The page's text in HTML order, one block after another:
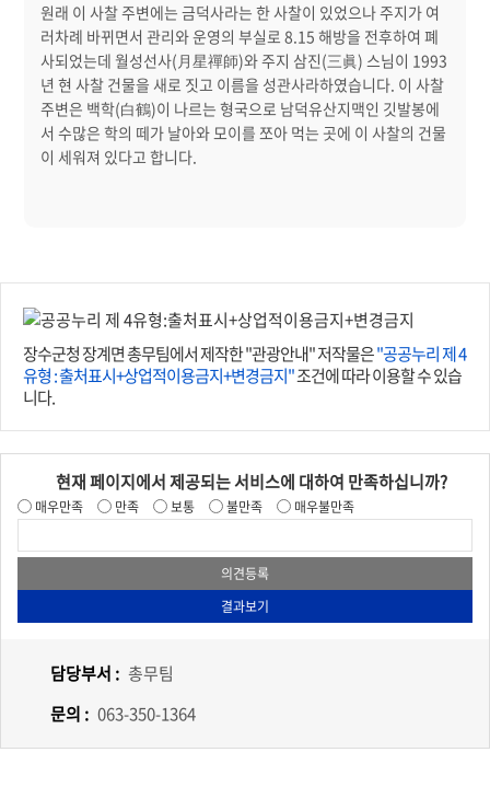
원래 이 사찰 주변에는 금덕사라는 한 사찰이 있었으나 주지가 여
러차례 바뀌면서 관리와 운영의 부실로 8.15 해방을 전후하여 폐
사되었는데 월성선사(月星禪師)와 주지 삼진(三眞) 스님이 1993
년 현 사찰 건물을 새로 짓고 이름을 성관사라하였습니다. 이 사찰
주변은 백학(白鶴)이 나르는 형국으로 남덕유산지맥인 깃발봉에
서 수많은 학의 떼가 날아와 모이를 쪼아 먹는 곳에 이 사찰의 건물
이 세워져 있다고 합니다.
장수군청 장계면 총무팀에서 제작한 "관광안내" 저작물은"공공누리 제 4
유형 : 출처표시+상업적이용금지+변경금지"조건에 따라 이용할 수 있습
니다.
현재 페이지에서 제공되는 서비스에 대하여 만족하십니까?
매우만족 만족 보통 불만족 매우불만족
담당부서 : 총무팀
문의 : 063-350-1364